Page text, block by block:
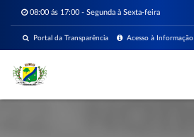
08:00 ás 17:00 - Segunda à Sexta-feira
Acesso à Informação
Portal da Transparência